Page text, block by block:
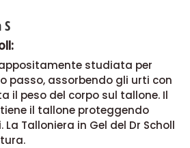
appositamente studiata per
passo, assorbendo gli urti con
il peso del corpo sul tallone. Il
il tallone proteggendo
Talloniera in Gel del Dr Scholl